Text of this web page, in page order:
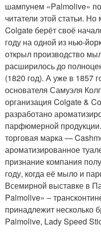
шампунем «Palmolive»
читатели этой статьи.
Colgate берёт своё
году на одной из нью-
открыл производство
расширилось до
(1820 год). А уже в 1857
основателя Самуэля
организация Colgate &
разработано
парфюмерной
торговая марка —
ароматизированное
признание компания
году, когда её мыло и
Всемирной выставке в
Palmolive» –
принадлежит несколько
Palmolive, Lady Speed